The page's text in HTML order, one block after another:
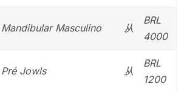
Masculino 从
BRL
4000
Jowls 从
BRL
1200